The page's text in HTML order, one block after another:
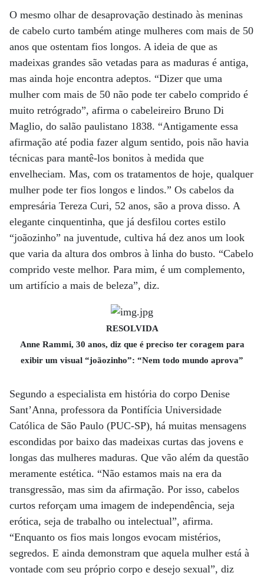
O mesmo olhar de desaprovação destinado às meninas
de cabelo curto também atinge mulheres com mais de 50
anos que ostentam fios longos. A ideia de que as
madeixas grandes são vetadas para as maduras é antiga,
mas ainda hoje encontra adeptos. “Dizer que uma
mulher com mais de 50 não pode ter cabelo comprido é
muito retrógrado”, afirma o cabeleireiro Bruno Di
Maglio, do salão paulistano 1838. “Antigamente essa
afirmação até podia fazer algum sentido, pois não havia
técnicas para mantê-los bonitos à medida que
envelheciam. Mas, com os tratamentos de hoje, qualquer
mulher pode ter fios longos e lindos.” Os cabelos da
empresária Tereza Curi, 52 anos, são a prova disso. A
elegante cinquentinha, que já desfilou cortes estilo
“joãozinho” na juventude, cultiva há dez anos um look
que varia da altura dos ombros à linha do busto. “Cabelo
comprido veste melhor. Para mim, é um complemento,
um artifício a mais de beleza”, diz.
RESOLVIDA
Anne Rammi, 30 anos, diz que é preciso ter coragem para
exibir um visual “joãozinho”: “Nem todo mundo aprova”
Segundo a especialista em história do corpo Denise
Sant’­Anna, professora da Pontifícia Universidade
Católica de São Paulo (PUC-SP), há muitas mensagens
escondidas por baixo das madeixas curtas das jovens e
longas das mulheres maduras. Que vão além da questão
meramente estética. “Não estamos mais na era da
transgressão, mas sim da afirmação. Por isso, cabelos
curtos reforçam uma imagem de independência, seja
erótica, seja de trabalho ou intelectual”, afirma.
“Enquanto os fios mais longos evocam mistérios,
segredos. E ainda demonstram que aquela mulher está à
vontade com seu próprio corpo e desejo sexual”, diz